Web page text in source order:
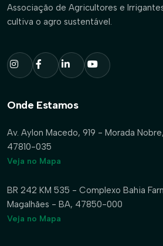
Associação de Agricultores e
cultiva o agro sustentável.
Onde Estamos
Av. Aylon Macedo, 919 - Morada
47810-035
Veja no Mapa
BR 242 KM 535 - Complexo Bahia
Magalhães - BA, 47850-000
Veja no Mapa